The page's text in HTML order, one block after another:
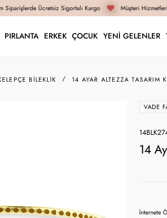
Siparişlerde Ücretsiz Sigortalı Kargo Müşteri
PIRLANTA ERKEK ÇOCUK YENİ GELENLER
BILEKLIK 14 AYAR ALTEZZA TASARIM
VADE
14
İnternete